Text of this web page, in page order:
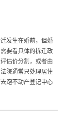
发生在婚前，但婚
要看具体的拆迁政
估价分割，或者由
院通常只处理居住
跑不动产登记中心